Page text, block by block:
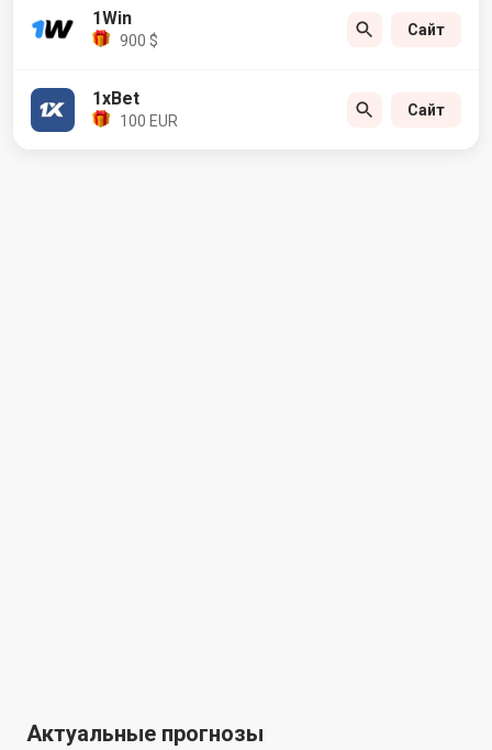
1Win
900 $
Сайт
1xBet
100 EUR
Сайт
Актуальные прогнозы